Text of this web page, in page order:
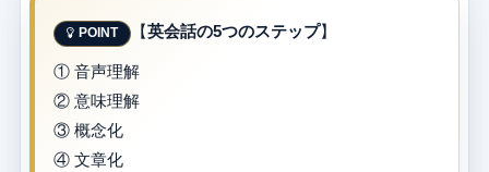
【英会話の5つのステップ】
① 音声理解
② 意味理解
③ 概念化
④ 文章化